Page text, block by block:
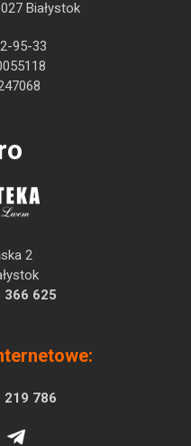
Białystok
95-33
2
366 625
219 786